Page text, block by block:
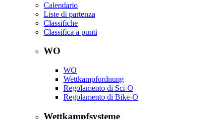
Calendario
Liste di partenza
Classifiche
Classifica a punti
WO
WO
Wettkampfordnung
Regolamento di Sci-O
Regolamento di Bike-O
Wettkampfsysteme